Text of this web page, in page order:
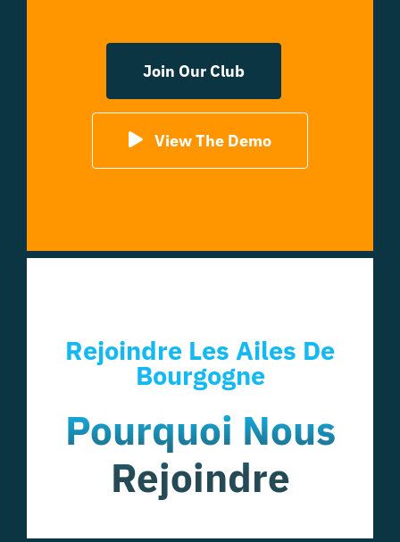
Join Our Club
View The Demo
Rejoindre Les Ailes De
Bourgogne
Pourquoi Nous
Rejoindre